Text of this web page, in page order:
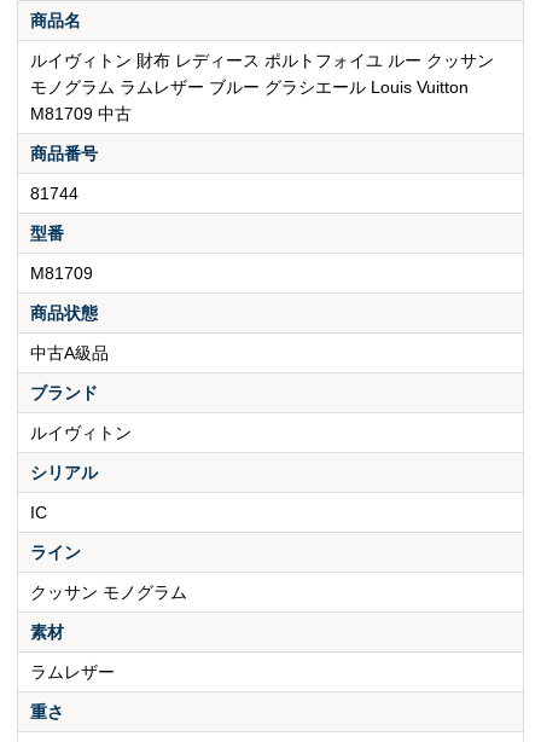
商品名
ルイヴィトン 財布 レディース ポルトフォイユ ルー クッサン
モノグラム ラムレザー ブルー グラシエール Louis Vuitton
M81709 中古
商品番号
81744
型番
M81709
商品状態
中古A級品
ブランド
ルイヴィトン
シリアル
IC
ライン
クッサン モノグラム
素材
ラムレザー
重さ